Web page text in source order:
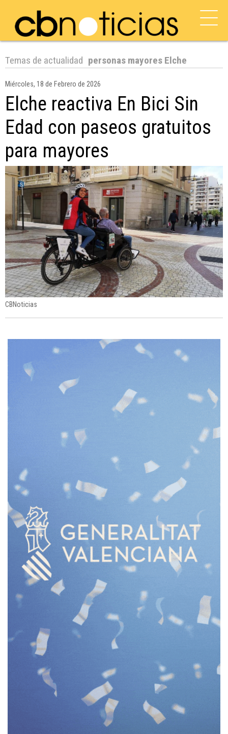
Temas de actualidad personas mayores Elche
Miércoles, 18 de Febrero de 2026
Elche reactiva En Bici Sin
Edad con paseos gratuitos
para mayores
CBNoticias